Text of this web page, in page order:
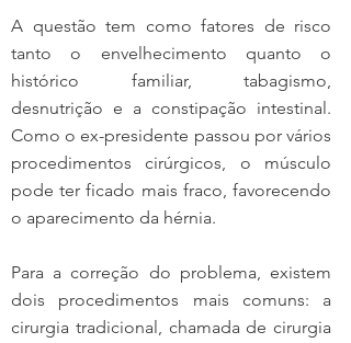
A questão tem como fatores de risco
tanto o envelhecimento quanto o
histórico familiar, tabagismo,
desnutrição e a constipação intestinal.
Como o ex-presidente passou por vários
procedimentos cirúrgicos, o músculo
pode ter ficado mais fraco, favorecendo
o aparecimento da hérnia.
Para a correção do problema, existem
dois procedimentos mais comuns: a
cirurgia tradicional, chamada de cirurgia